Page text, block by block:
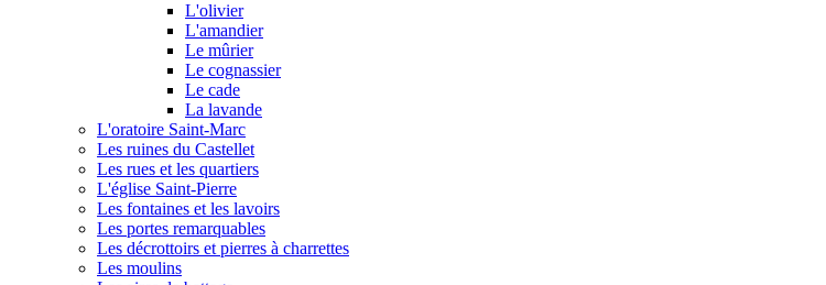
L'olivier
L'amandier
Le mûrier
Le cognassier
Le cade
La lavande
L'oratoire Saint-Marc
Les ruines du Castellet
Les rues et les quartiers
L'église Saint-Pierre
Les fontaines et les lavoirs
Les portes remarquables
Les décrottoirs et pierres à charrettes
Les moulins